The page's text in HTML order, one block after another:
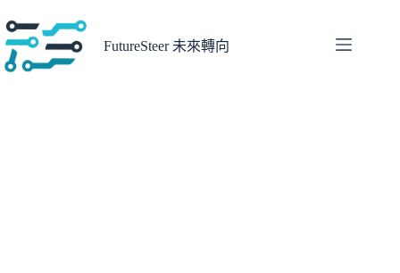
至
主
要
FutureSteer 未來轉向